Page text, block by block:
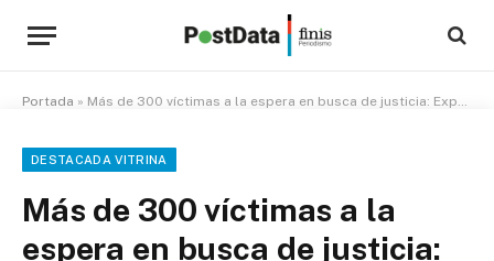
Portada » Más de 300 víctimas a la espera en busca de justicia: Expropiación de Colonia Dignidad
DESTACADA VITRINA
Más de 300 víctimas a la
espera en busca de justicia: